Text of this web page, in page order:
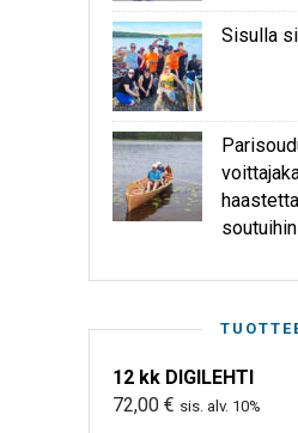
Sisulla
soutuihin
12 kk DIGILEHTI
72,00 € sis. alv. 10%